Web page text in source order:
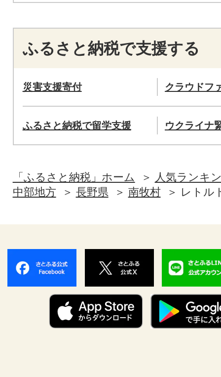
ふるさと納税で支援する
災害支援寄付 クラウドフ
ふるさと納税で留学支援 ウクライナ
「ふるさと納税」ホーム
人気ランキ
中部地方
長野県 南牧村 レトル